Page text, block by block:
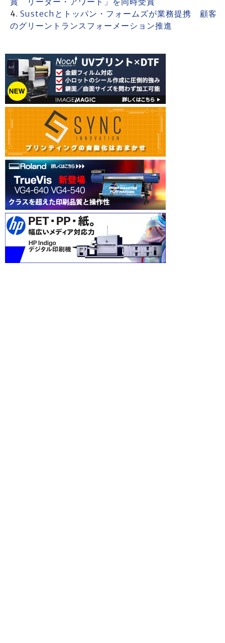
Sustechとトッパン・フォームズが業務提携 顧客
のグリーントランスフォーメーション推進